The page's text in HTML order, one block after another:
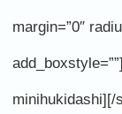
margin=”0″
minihukidashi][/